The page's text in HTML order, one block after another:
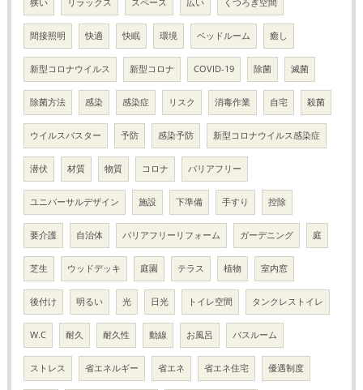
間接照明 快適 快眠 環境 ベッドルーム 癒し
新型コロナウイルス 新型コロナ COVID-19 除菌 滅菌
除菌方法 感染 感染症 リスク 消毒作業 自宅 殺菌
ウイルスバスター 予防 感染予防 新型コロナウイルス感染症
潜伏 材質 物質 コロナ バリアフリー
ユニバーサルデザイン 施設 下準備 手すり 控除
要介護 自治体 バリアフリーリフォーム ガーデニング 庭
芝生 ウッドデッキ 庭園 テラス 植物 室内窓
後付け 明るい 光 日光 トイレ空間 タンクレストイレ
W.C 耐久 耐久性 動線 お風呂 バスルーム
ストレス 省エネルギー 省エネ 省エネ住宅 優遇制度